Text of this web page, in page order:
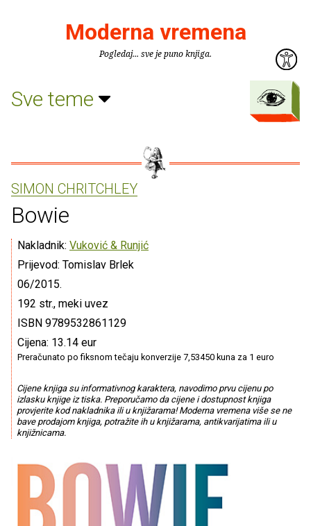
Moderna vremena
Pogledaj... sve je puno knjiga.
Sve teme
SIMON CHRITCHLEY
Bowie
Nakladnik: Vuković & Runjić
Prijevod: Tomislav Brlek
06/2015.
192 str., meki uvez
ISBN 9789532861129
Cijena: 13.14 eur
Preračunato po fiksnom tečaju konverzije 7,53450 kuna za 1 euro
Cijene knjiga su informativnog karaktera, navodimo prvu cijenu po
izlasku knjige iz tiska. Preporučamo da cijene i dostupnost knjiga
provjerite kod nakladnika ili u knjižarama! Moderna vremena više se ne
bave prodajom knjiga, potražite ih u knjižarama, antikvarijatima ili u
knjižnicama.